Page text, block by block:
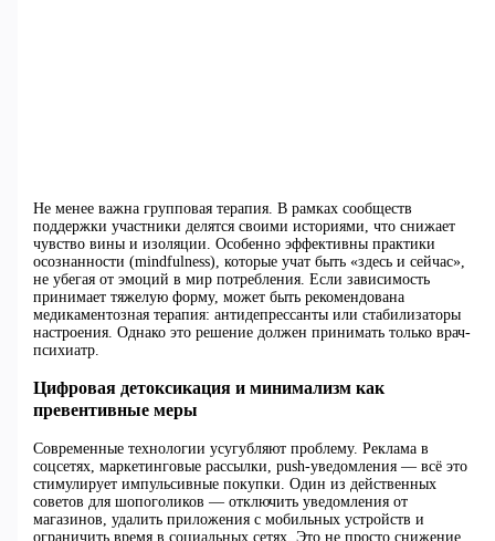
Не менее важна групповая терапия. В рамках сообществ
поддержки участники делятся своими историями, что снижает
чувство вины и изоляции. Особенно эффективны практики
осознанности (mindfulness), которые учат быть «здесь и сейчас»,
не убегая от эмоций в мир потребления. Если зависимость
принимает тяжелую форму, может быть рекомендована
медикаментозная терапия: антидепрессанты или стабилизаторы
настроения. Однако это решение должен принимать только врач-
психиатр.
Цифровая детоксикация и минимализм как
превентивные меры
Современные технологии усугубляют проблему. Реклама в
соцсетях, маркетинговые рассылки, push-уведомления — всё это
стимулирует импульсивные покупки. Один из действенных
советов для шопоголиков — отключить уведомления от
магазинов, удалить приложения с мобильных устройств и
ограничить время в социальных сетях. Это не просто снижение